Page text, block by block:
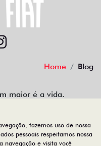
Home Blog
maior é a vida.
LTDA
fazemos uso de nossa
pessoais respeitamos nossa
navegação e visita você